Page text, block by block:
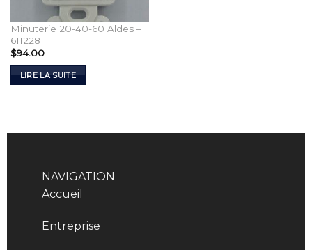
Minuterie 20-40-60 Aldes –
611228
$94.00
LIRE LA SUITE
NAVIGATION
Accueil
Entreprise